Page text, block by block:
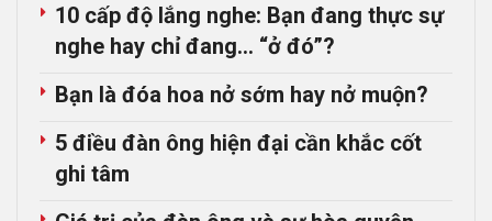
10 cấp độ lắng nghe: Bạn đang thực sự
nghe hay chỉ đang… “ở đó”?
Bạn là đóa hoa nở sớm hay nở muộn?
5 điều đàn ông hiện đại cần khắc cốt
ghi tâm